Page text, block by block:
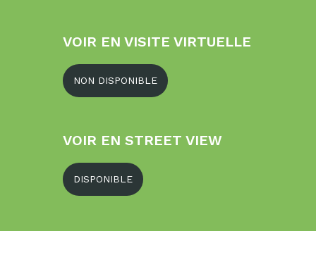
VOIR EN VISITE VIRTUELLE
NON DISPONIBLE
VOIR EN STREET VIEW
DISPONIBLE